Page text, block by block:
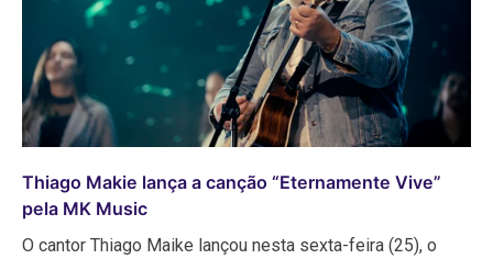
Thiago Makie lança a canção “Eternamente Vive”
pela MK Music
O cantor Thiago Maike lançou nesta sexta-feira (25), o